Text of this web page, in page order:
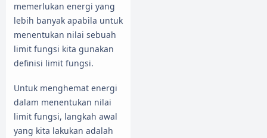
memerlukan energi yang
lebih banyak apabila untuk
menentukan nilai sebuah
limit fungsi kita gunakan
definisi limit fungsi.
Untuk menghemat energi
dalam menentukan nilai
limit fungsi, langkah awal
yang kita lakukan adalah